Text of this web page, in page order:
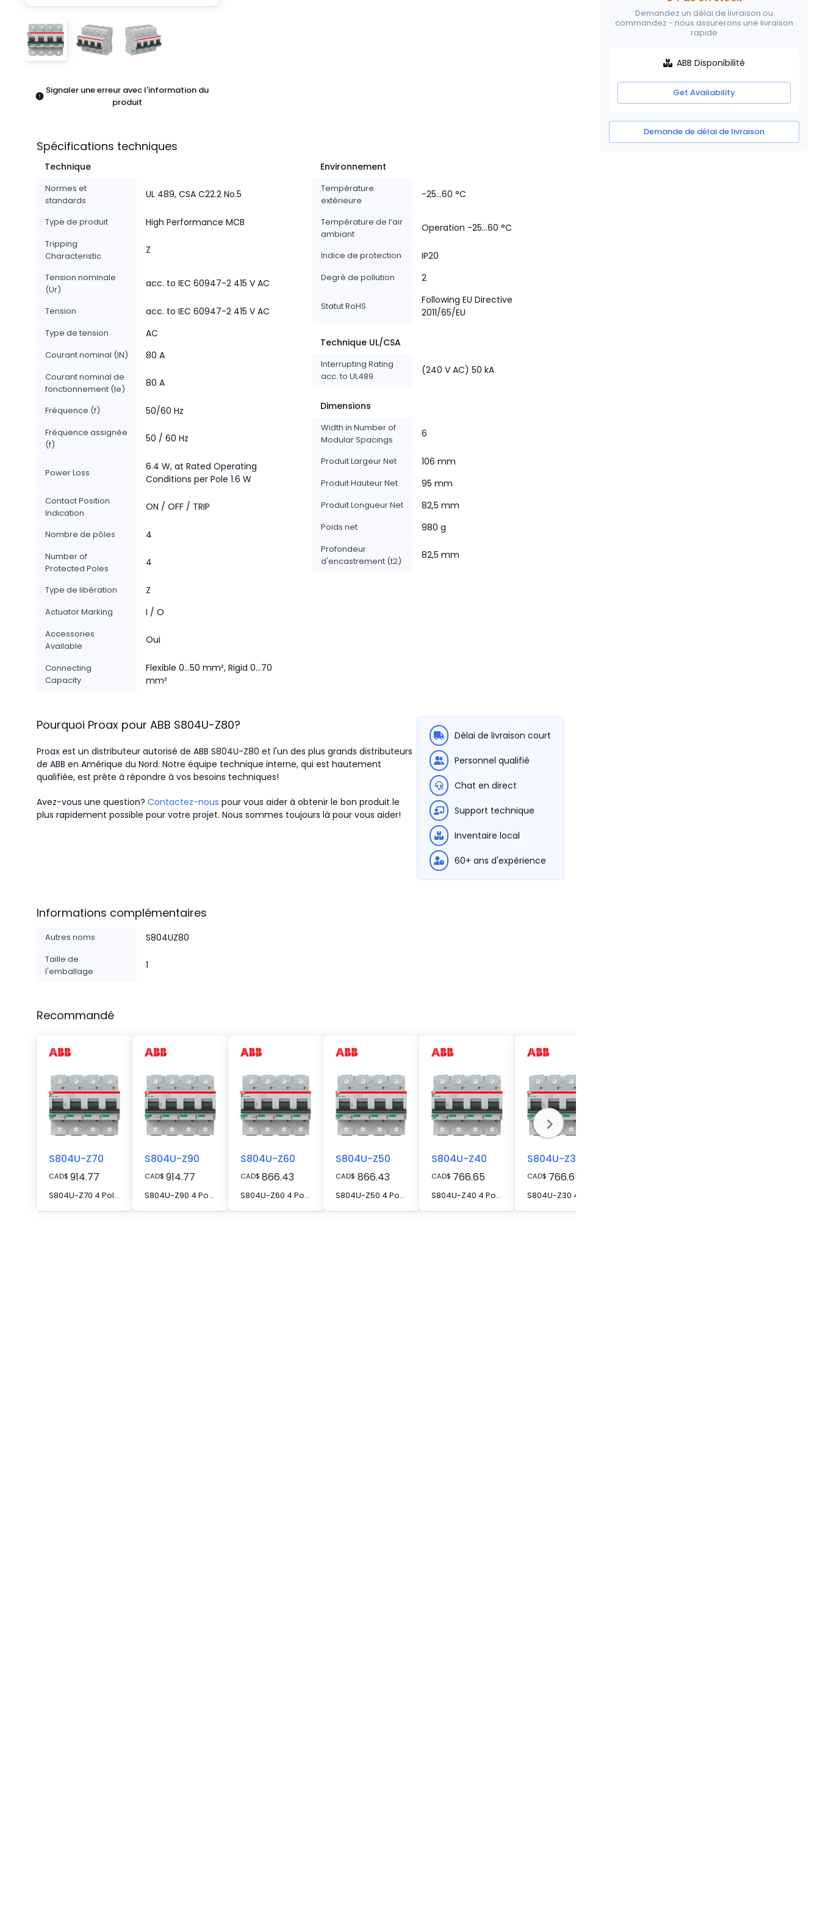
Pneumatiques
Relais
Robotique
Capteurs et vision industrielle
Blocs terminauxSignaler une erreur avec l'information du
produit
Spécifications techniques
Technique
Normes et
standards
UL 489, CSA C22.2 No.5
Type de produit High Performance MCB
Tripping
Characteristic
Z
Tension nominale
(Ur)
acc. to IEC 60947-2 415 V AC
Tension acc. to IEC 60947-2 415 V AC
Type de tension AC
Courant nominal (IN) 80 A
Courant nominal de
fonctionnement (Ie)
80 A
Fréquence (f) 50/60 Hz
Fréquence assignée
(f)
50 / 60 Hz
Power Loss
6.4 W, at Rated Operating
Conditions per Pole 1.6 W
Contact Position
Indication
ON / OFF / TRIP
Nombre de pôles 4
Number of
Protected Poles
4
Type de libération Z
Actuator Marking I / O
Accessories
Available
Oui
Connecting
Capacity
Flexible 0...50 mm², Rigid 0...70
mm²
Environnement
Température
extérieure
-25...60 °C
Température de l’air
ambiant
Operation -25...60 °C
Indice de protection IP20
Degré de pollution 2
Statut RoHS
Following EU Directive
2011/65/EU
Technique UL/CSA
Interrupting Rating
acc. to UL489
(240 V AC) 50 kA
Dimensions
Width in Number of
Modular Spacings
6
Produit Largeur Net 106 mm
Produit Hauteur Net 95 mm
Produit Longueur Net 82,5 mm
Poids net 980 g
Profondeur
d'encastrement (t2)
82,5 mm
Pourquoi Proax pour ABB S804U-Z80?
Proax est un distributeur autorisé de ABB S804U-Z80 et l'un des plus grands distributeurs
de ABB en Amérique du Nord. Notre équipe technique interne, qui est hautement
qualifiée, est prête à répondre à vos besoins techniques!
Avez-vous une question? Contactez-nous pour vous aider à obtenir le bon produit le
plus rapidement possible pour votre projet. Nous sommes toujours là pour vous aider!
Délai de livraison court
Personnel qualifié
Chat en direct
Support technique
Inventaire local
60+ ans d'expérience
Informations complémentaires
Autres noms S804UZ80
Taille de
l'emballage
1
Recommandé
S804U-Z70
CAD$ 914.77
S804U-Z70 4 Pole Z Characteristic 70A 50kA 240/415VAC High Performance Circuit Breaker HPCB
S804U-Z90
CAD$ 914.77
S804U-Z90 4 Pole Z Characteristic 90A 50kA 240/415VAC High Performance Circuit Breaker HPCB
S804U-Z60
CAD$ 866.43
S804U-Z60 4 Pole Z Characteristic 60A 50kA 240/415VAC High Performance Circuit Breaker HPCB
S804U-Z50
CAD$ 866.43
S804U-Z50 4 Pole Z Characteristic 50A 50kA 240/415VAC High Performance Circuit Breaker HPCB
S804U-Z40
CAD$ 766.65
S804U-Z40 4 Pole Z Characteristic 40A 50kA 240/415VAC High Performance Circuit Breaker HPCB
S804U-Z30
CAD$ 766.65
Demandez un délai de livraison ou
commandez - nous assurerons une livraison
rapide
ABB Disponibilité
Get Availability
Demande de délai de livraison